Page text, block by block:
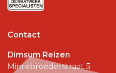
Contact
Dimsum Reizen
Minrebroederstraat 5